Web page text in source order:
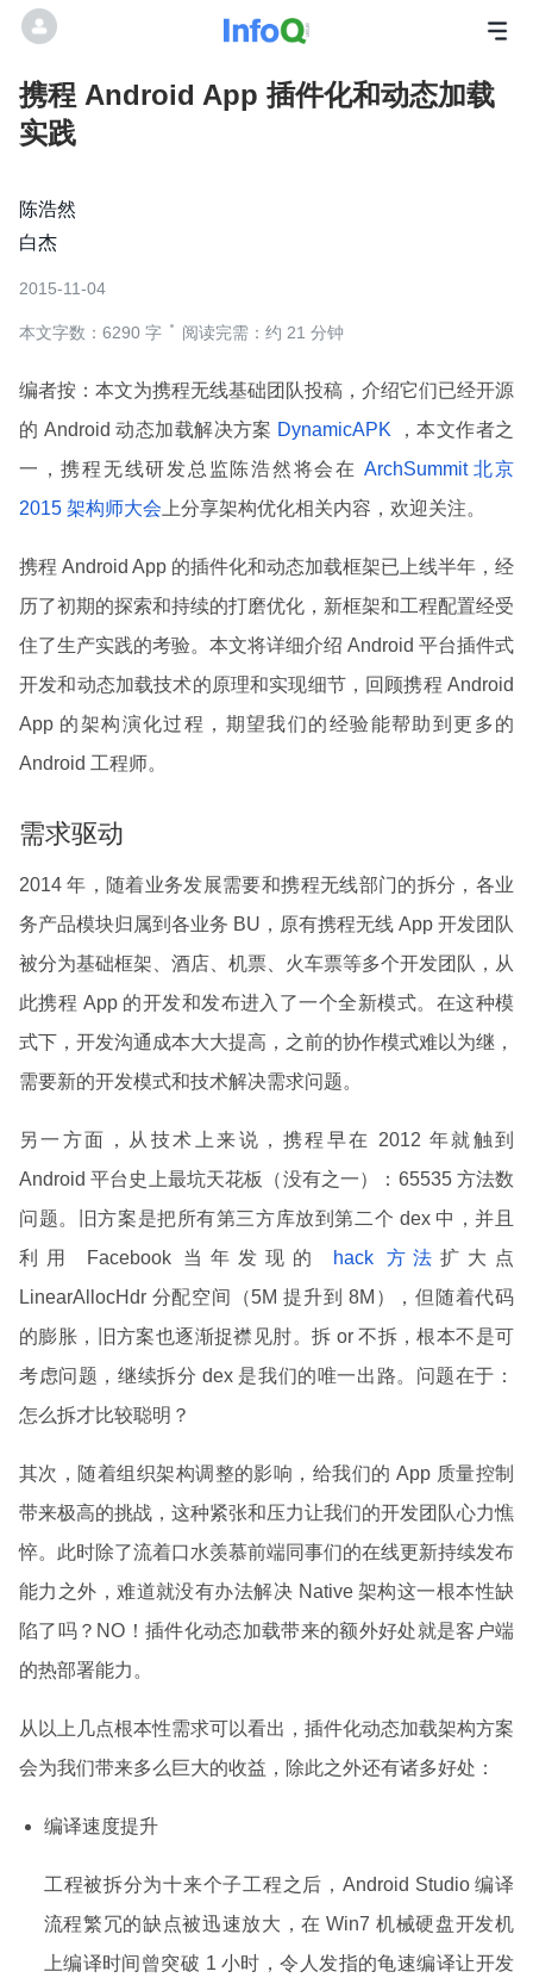
携程 Android App 插件化和动态加载
实践
陈浩然
白杰
2015-11-04
本文字数：6290 字 阅读完需：约 21 分钟
编者按：本文为携程无线基础团队投稿，介绍它们已经开源
的 Android 动态加载解决方案 DynamicAPK
，本文作者之
一，携程无线研发总监陈浩然将会在 ArchSummit 北京
2015 架构师大会 上分享架构优化相关内容，欢迎关注。
携程 Android App 的插件化和动态加载框架已上线半年，经
历了初期的探索和持续的打磨优化，新框架和工程配置经受
住了生产实践的考验。本文将详细介绍 Android 平台插件式
开发和动态加载技术的原理和实现细节，回顾携程 Android
App 的架构演化过程，期望我们的经验能帮助到更多的
Android 工程师。
需求驱动
2014 年，随着业务发展需要和携程无线部门的拆分，各业
务产品模块归属到各业务 BU，原有携程无线 App 开发团队
被分为基础框架、酒店、机票、火车票等多个开发团队，从
此携程 App 的开发和发布进入了一个全新模式。在这种模
式下，开发沟通成本大大提高，之前的协作模式难以为继，
需要新的开发模式和技术解决需求问题。
另一方面，从技术上来说，携程早在 2012 年就触到
Android 平台史上最坑天花板（没有之一）：65535 方法数
问题。旧方案是把所有第三方库放到第二个 dex 中，并且
利用 Facebook 当年发现的
hack 方法扩大点
LinearAllocHdr 分配空间（5M 提升到 8M），但随着代码
的膨胀，旧方案也逐渐捉襟见肘。拆 or 不拆，根本不是可
考虑问题，继续拆分 dex 是我们的唯一出路。问题在于：
怎么拆才比较聪明？
其次，随着组织架构调整的影响，给我们的 App 质量控制
带来极高的挑战，这种紧张和压力让我们的开发团队心力憔
悴。此时除了流着口水羡慕前端同事们的在线更新持续发布
能力之外，难道就没有办法解决 Native 架构这一根本性缺
陷了吗？NO！插件化动态加载带来的额外好处就是客户端
的热部署能力。
从以上几点根本性需求可以看出，插件化动态加载架构方案
会为我们带来多么巨大的收益，除此之外还有诸多好处：
编译速度提升
工程被拆分为十来个子工程之后，Android Studio 编译
流程繁冗的缺点被迅速放大，在 Win7 机械硬盘开发机
上编译时间曾突破 1 小时，令人发指的龟速编译让开发